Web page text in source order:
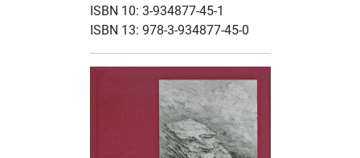
ISBN 10: 3-934877-45-1
ISBN 13: 978-3-934877-45-0